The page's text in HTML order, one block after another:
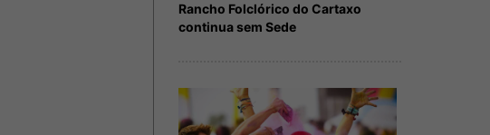
Rancho Folclórico do Cartaxo
continua sem Sede